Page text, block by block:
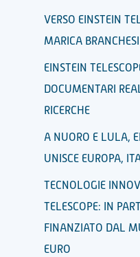
VERSO EINSTEIN
MARICA BRANCHESI
EINSTEIN
DOCUMENTARI
RICERCHE
A NUORO E LULA,
UNISCE EUROPA,
TECNOLOGIE
TELESCOPE: IN
FINANZIATO DAL
EURO